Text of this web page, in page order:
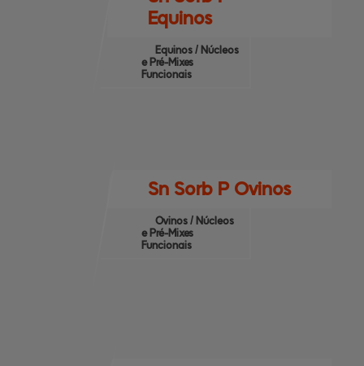
Equinos
Equinos / Núcleos
e Pré-Mixes
Funcionais
Sn Sorb P Ovinos
Ovinos / Núcleos
e Pré-Mixes
Funcionais